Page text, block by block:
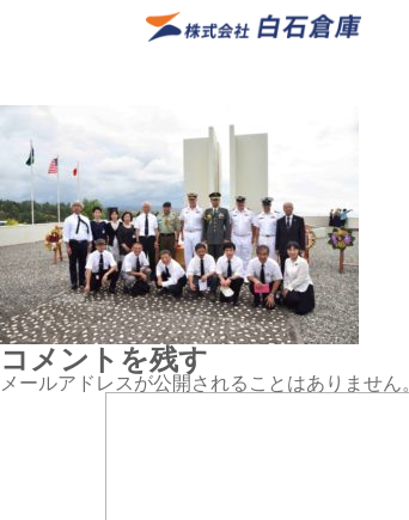
コメントを残す
メールアドレスが公開されることはありません。